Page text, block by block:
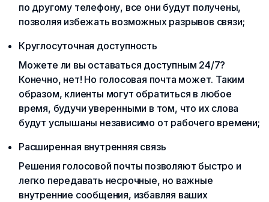
по другому телефону, все они будут получены,
позволяя избежать возможных разрывов связи;
Круглосуточная доступность
Можете ли вы оставаться доступным 24/7?
Конечно, нет! Но голосовая почта может. Таким
образом, клиенты могут обратиться в любое
время, будучи уверенными в том, что их слова
будут услышаны независимо от рабочего времени;
Расширенная внутренняя связь
Решения голосовой почты позволяют быстро и
легко передавать несрочные, но важные
внутренние сообщения, избавляя ваших